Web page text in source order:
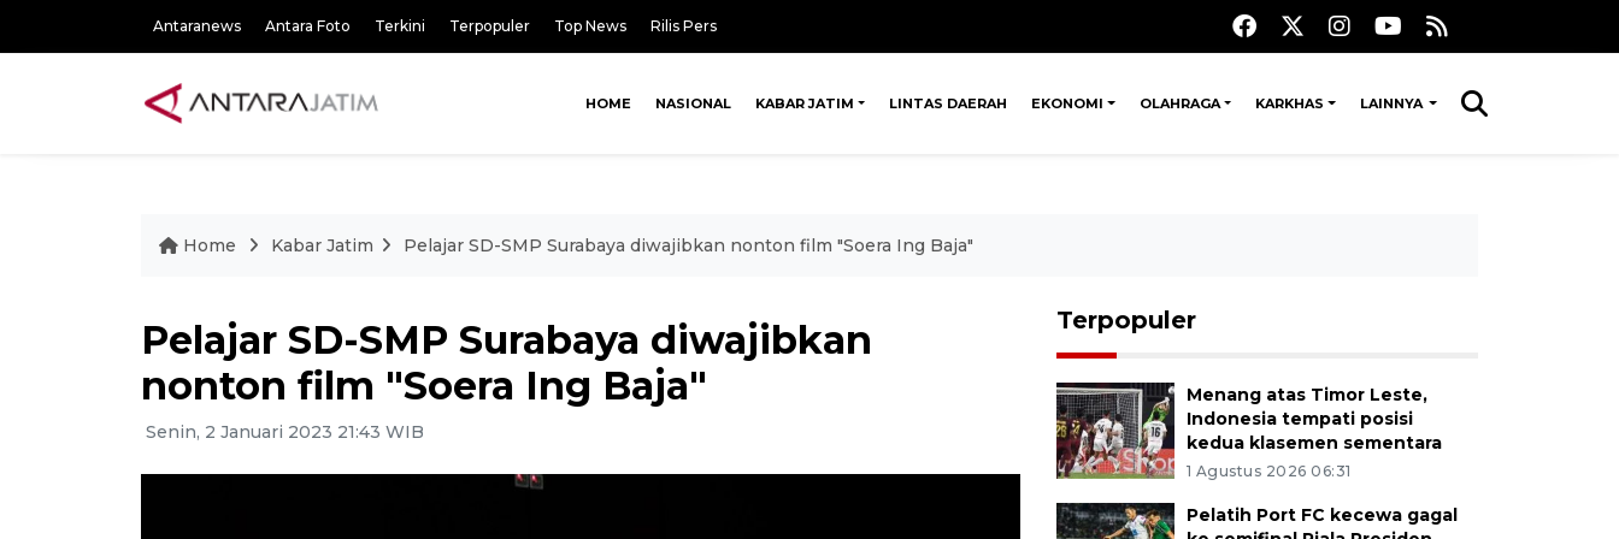
Antaranews Antara Foto Terkini Terpopuler Top News Rilis Pers
HOME NASIONAL KABAR JATIM LINTAS DAERAH EKONOMI OLAHRAGA KARKHAS LAINNYA
Home Kabar Jatim Pelajar SD-SMP Surabaya diwajibkan nonton film "Soera Ing Baja"
Pelajar SD-SMP Surabaya diwajibkan
nonton film "Soera Ing Baja"
Senin, 2 Januari 2023 21:43 WIB
Terpopuler
Menang atas Timor Leste,
Indonesia tempati posisi
kedua klasemen sementara
1 Agustus 2026 06:31
Pelatih Port FC kecewa gagal